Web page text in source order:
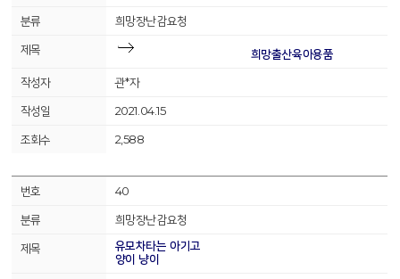
희망장난감요청
희망출산육아용품
관*자
2021.04.15
2,588
40
희망장난감요청
유모차타는 아기고
양이 냥이